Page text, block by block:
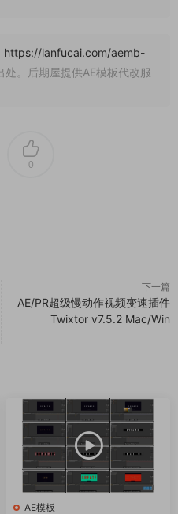
https://lanfucai.com/aemb-
处。后期屋提供AE模板代改服
0
下一篇
AE/PR超级慢动作视频变速插件
Twixtor v7.5.2 Mac/Win
AE模板